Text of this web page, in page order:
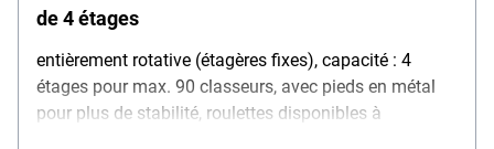
de 4 étages
entièrement rotative (étagères fixes), capacité : 4
étages pour max. 90 classeurs, avec pieds en métal
pour plus de stabilité, roulettes disponibles à